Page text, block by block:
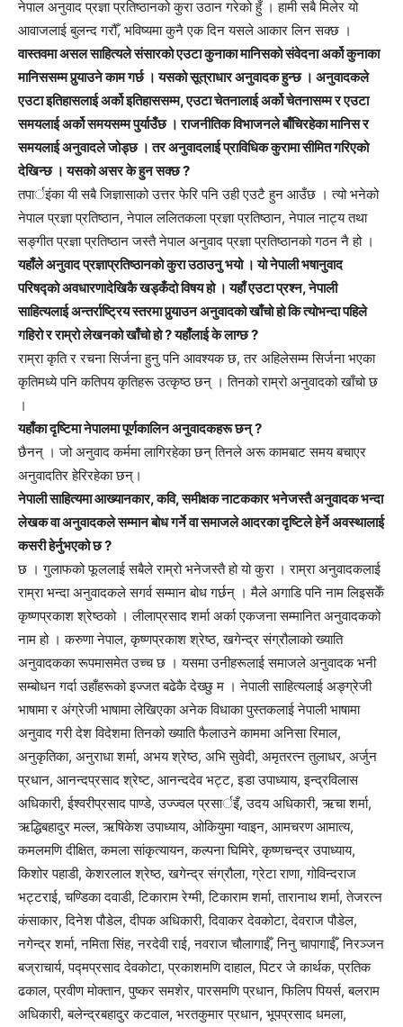
नेपाल अनुवाद प्रज्ञा प्रतिष्ठानको कुरा उठान गरेको हुँ । हामी सबै मिलेर यो
आवाजलाई बुलन्द गरौँ, भविष्यमा कुनै एक दिन यसले आकार लिन सक्छ ।
वास्तवमा असल साहित्यले संसारको एउटा कुनाका मानिसको संवेदना अर्को कुनाका
मानिससम्म पुर्‍याउने काम गर्छ । यसको सूत्राधार अनुवादक हुन्छ । अनुवादकले
एउटा इतिहासलाई अर्को इतिहाससम्म, एउटा चेतनालाई अर्को चेतनासम्म र एउटा
समयलाई अर्को समयसम्म पुर्याउँछ । राजनीतिक विभाजनले बाँचिरहेका मानिस र
समयलाई अनुवादले जोड्छ । तर अनुवादलाई प्राविधिक कुरामा सीमित गरिएको
देखिन्छ । यसको असर के हुन सक्छ ?
तपार्इंका यी सबै जिज्ञासाको उत्तर फेरि पनि उही एउटै हुन आउँछ । त्यो भनेको
नेपाल प्रज्ञा प्रतिष्ठान, नेपाल ललितकला प्रज्ञा प्रतिष्ठान, नेपाल नाट्य तथा
सङ्गीत प्रज्ञा प्रतिष्ठान जस्तै नेपाल अनुवाद प्रज्ञा प्रतिष्ठानको गठन नै हो ।
यहाँले अनुवाद प्रज्ञाप्रतिष्ठानको कुरा उठाउनु भयो । यो नेपाली भषानुवाद
परिषद्को अवधारणादेखिकै खड्कँदो विषय हो । यहाँ एउटा प्रश्न, नेपाली
साहित्यलाई अन्तर्राष्ट्रिय स्तरमा पुर्‍याउन अनुवादको खाँचो हो कि त्योभन्दा पहिले
गहिरो र राम्रो लेखनको खाँचो हो ? यहाँलाई के लाग्छ ?
राम्रा कृति र रचना सिर्जना हुनु पनि आवश्यक छ, तर अहिलेसम्म सिर्जना भएका
कृतिमध्ये पनि कतिपय कृतिहरू उत्कृष्ठ छन् । तिनको राम्रो अनुवादको खाँचो छ
।
यहाँका दृष्टिमा नेपालमा पूर्णकालिन अनुवादकहरू छन् ?
छैनन् । जो अनुवाद कर्ममा लागिरहेका छन् तिनले अरू कामबाट समय बचाएर
अनुवादतिर हेरिरहेका छन्।
नेपाली साहित्यमा आख्यानकार, कवि, समीक्षक नाटककार भनेजस्तै अनुवादक भन्दा
लेखक वा अनुवादकले सम्मान बोध गर्ने वा समाजले आदरका दृष्टिले हेर्ने अवस्थालाई
कसरी हेर्नुभएको छ ?
छ । गुलाफको फूललाई सबैले राम्रो भनेजस्तै हो यो कुरा । राम्रा अनुवादकलाई
राम्रा भन्दा अनुवादकले सगर्व सम्मान बोध गर्छन् । मैले अगाडि पनि नाम लिइसकेँ
कृष्णप्रकाश श्रेष्ठको । लीलाप्रसाद शर्मा अर्का एकजना सम्मानित अनुवादकको
नाम हो । करुणा नेपाल, कृष्णप्रकाश श्रेष्ठ, खगेन्द्र संग्रौलाको ख्याति
अनुवादकका रूपमासमेत उच्च छ । यसमा उनीहरूलाई समाजले अनुवादक भनी
सम्बोधन गर्दा उहाँहरूको इज्जत बढेकै देख्छु म । नेपाली साहित्यलाई अङ्ग्रेजी
भाषामा र अंग्रेजी भाषामा लेखिएका अनेक विधाका पुस्तकलाई नेपाली भाषामा
अनुवाद गरी देश विदेशमा तिनको ख्याति फैलाउने काममा अनिसा रिमाल,
अनुकृतिका, अनुराधा शर्मा, अभय श्रेष्ठ, अभि सुवेदी, अमृतरत्न तुलाधर, अर्जुन
प्रधान, आनन्दप्रसाद श्रेष्ट, आनन्ददेव भट्ट, इडा उपाध्याय, इन्द्रविलास
अधिकारी, ईश्वरीप्रसाद पाण्डे, उज्ज्वल प्रसार्इँ, उदय अधिकारी, ऋचा शर्मा,
ऋद्धिबहादुर मल्ल, ऋषिकेश उपाध्याय, ओकियुमा ग्वाइन, आमचरण आमात्य,
कमलमणि दीक्षित, कमला सांकृत्यायन, कल्पना घिमिरे, कृष्णचन्द्र उपाध्याय,
किशोर पहाडी, केशरलाल श्रेष्ठ, खगेन्द्र संग्रौला, ग्रेटा राणा, गोविन्दराज
भट्टराई, चण्डिका दवाडी, टिकाराम रेग्मी, टिकाराम शर्मा, तारानाथ शर्मा, तेजरत्न
कंसाकार, दिनेश पौडेल, दीपक अधिकारी, दिवाकर देवकोटा, देवराज पौडेल,
नगेन्द्र शर्मा, नमिता सिंह, नरदेवी राई, नवराज चौलागाईँ, निनु चापागाईँ, निरञ्जन
बज्राचार्य, पद्मप्रसाद देवकोटा, प्रकाशमणि दाहाल, पिटर जे कार्थक, प्रतिक
ढकाल, प्रवीण मोक्तान, पुष्कर समशेर, पारसमणि प्रधान, फिलिप पियर्स, बलराम
अधिकारी, बलेन्द्रबहादुर कटवाल, भरतकुमार प्रधान, भूपप्रसाद धमला,